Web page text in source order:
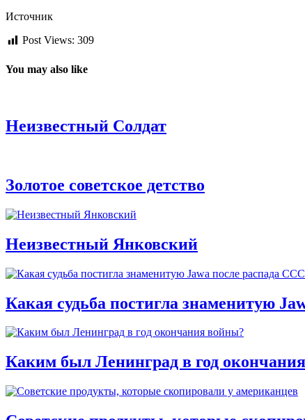
Источник
Post Views: 309
You may also like
Неизвестный Солдат
Золотое советское детство
Неизвестный Янковский
Какая судьба постигла знаменитую
Каким был Ленинград в год